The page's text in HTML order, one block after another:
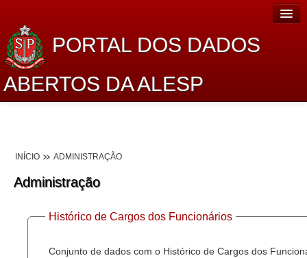
PORTAL DOS DADOS
ABERTOS DA ALESP
Dados Abertos Alesp
Lei de Acesso à Informação
Dados Governamentais Abertos
Planejamento
INÍCIO ADMINISTRAÇÃO
Administração
Histórico de Cargos dos Funcionários
Conjunto de dados com o Histórico de Cargos dos